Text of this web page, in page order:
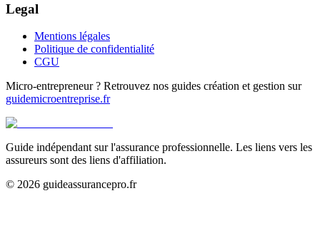
Legal
Mentions légales
Politique de confidentialité
CGU
Micro-entrepreneur ? Retrouvez nos guides création et gestion sur
guidemicroentreprise.fr
Guide indépendant sur l'assurance professionnelle. Les liens vers les
assureurs sont des liens d'affiliation.
© 2026 guideassurancepro.fr